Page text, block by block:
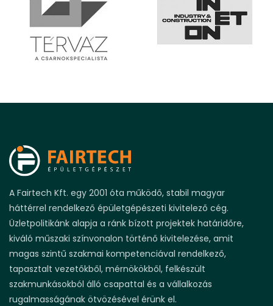
A Fairtech Kft. egy 2001 óta működő, stabil magyar
háttérrel rendelkező épületgépészeti kivitelező cég.
Üzletpolitikánk alapja a ránk bízott projektek határidőre,
kiváló műszaki színvonalon történő kivitelezése, amit
magas szintű szakmai kompetenciával rendelkező,
tapasztalt vezetőkből, mérnökökből, felkészült
szakmunkásokból álló csapattal és a vállalkozás
rugalmasságának ötvözésével érünk el.